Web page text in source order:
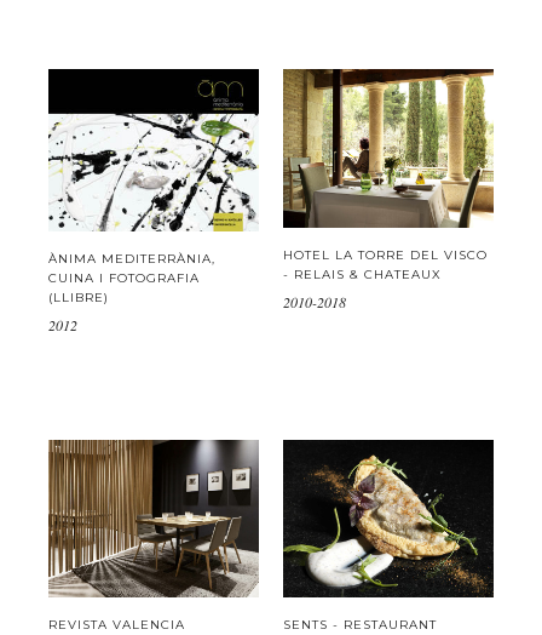
ÀNIMA MEDITERRÀNIA,
CUINA I FOTOGRAFIA
(LLIBRE)
2012
HOTEL LA TORRE DEL VISCO
- RELAIS & CHATEAUX
2010-2018
REVISTA VALENCIA
SENTS - RESTAURANT